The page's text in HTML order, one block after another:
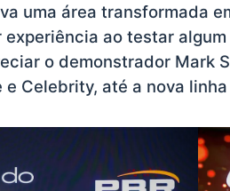
uma área transformada
experiência ao testar
o demonstrador Mark
Celebrity, até a nova